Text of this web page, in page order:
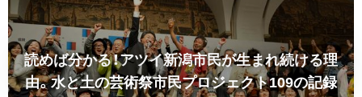
読めば分かる！アツイ新潟市民が生まれ続ける理
由。水と土の芸術祭市民プロジェクト109の記録